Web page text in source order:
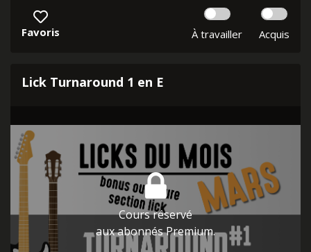
Favoris À travailler Acquis
Lick Turnaround 1 en E
Cours réservé
aux abonnés Premium.